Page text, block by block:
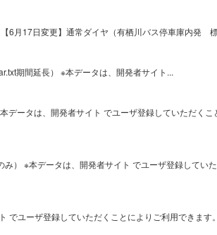
6月17日変更】通常ダイヤ（有栖川バス停車庫内発
期間延長） ※本データは、開発者サイト...
データは、開発者サイト でユーザ登録していただくこ
） ※本データは、開発者サイト でユーザ登録してい
でユーザ登録していただくことによりご利用できます